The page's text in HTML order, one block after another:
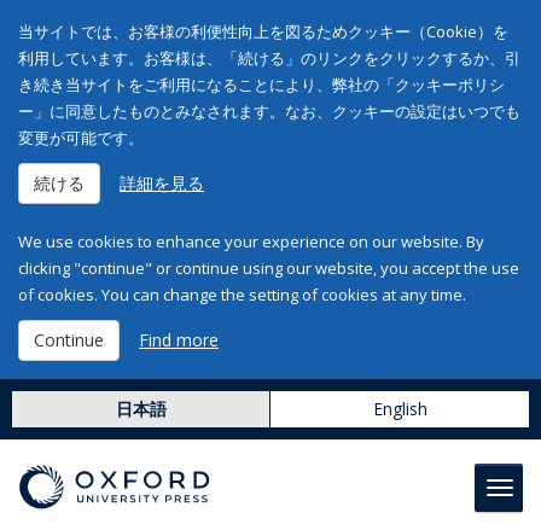
当サイトでは、お客様の利便性向上を図るためクッキー（Cookie）を
利用しています。お客様は、「続ける」のリンクをクリックするか、引
き続き当サイトをご利用になることにより、弊社の「クッキーポリシ
ー」に同意したものとみなされます。なお、クッキーの設定はいつでも
変更が可能です。
続ける 詳細を見る
We use cookies to enhance your experience on our website. By
clicking "continue" or continue using our website, you accept the use
of cookies. You can change the setting of cookies at any time.
Continue Find more
日本語 English